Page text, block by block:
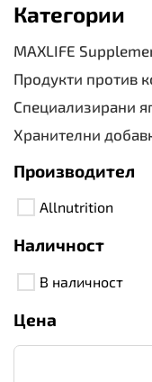
Категории
MAXLIFE
Продукти против
Специализирани
Хранителни
Производител
Allnutrition
Наличност
В наличност
Цена